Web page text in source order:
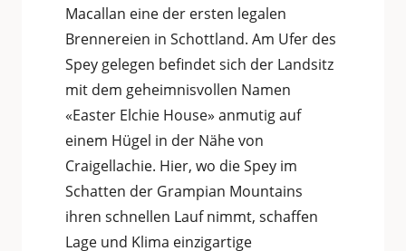
Macallan eine der ersten legalen
Brennereien in Schottland. Am Ufer des
Spey gelegen befindet sich der Landsitz
mit dem geheimnisvollen Namen
«Easter Elchie House» anmutig auf
einem Hügel in der Nähe von
Craigellachie. Hier, wo die Spey im
Schatten der Grampian Mountains
ihren schnellen Lauf nimmt, schaffen
Lage und Klima einzigartige